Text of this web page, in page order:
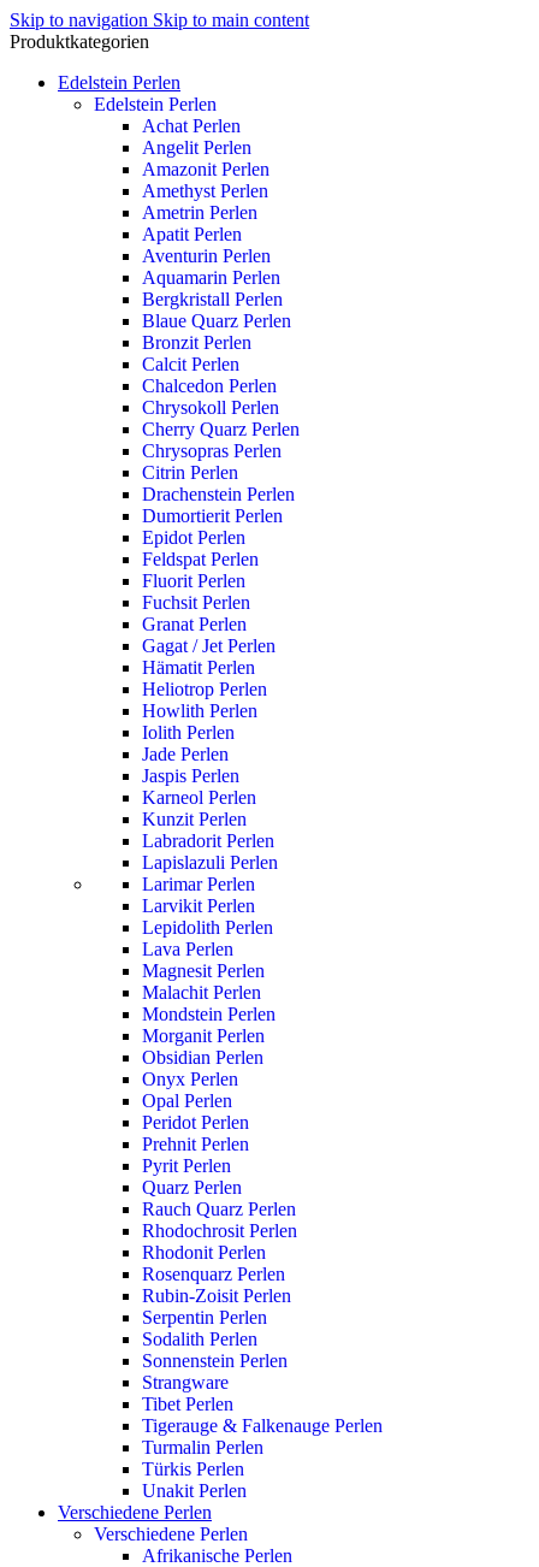
Skip to navigation Skip to main content
Produktkategorien
Edelstein Perlen
Edelstein Perlen
Achat Perlen
Angelit Perlen
Amazonit Perlen
Amethyst Perlen
Ametrin Perlen
Apatit Perlen
Aventurin Perlen
Aquamarin Perlen
Bergkristall Perlen
Blaue Quarz Perlen
Bronzit Perlen
Calcit Perlen
Chalcedon Perlen
Chrysokoll Perlen
Cherry Quarz Perlen
Chrysopras Perlen
Citrin Perlen
Drachenstein Perlen
Dumortierit Perlen
Epidot Perlen
Feldspat Perlen
Fluorit Perlen
Fuchsit Perlen
Granat Perlen
Gagat / Jet Perlen
Hämatit Perlen
Heliotrop Perlen
Howlith Perlen
Iolith Perlen
Jade Perlen
Jaspis Perlen
Karneol Perlen
Kunzit Perlen
Labradorit Perlen
Lapislazuli Perlen
Larimar Perlen
Larvikit Perlen
Lepidolith Perlen
Lava Perlen
Magnesit Perlen
Malachit Perlen
Mondstein Perlen
Morganit Perlen
Obsidian Perlen
Onyx Perlen
Opal Perlen
Peridot Perlen
Prehnit Perlen
Pyrit Perlen
Quarz Perlen
Rauch Quarz Perlen
Rhodochrosit Perlen
Rhodonit Perlen
Rosenquarz Perlen
Rubin-Zoisit Perlen
Serpentin Perlen
Sodalith Perlen
Sonnenstein Perlen
Strangware
Tibet Perlen
Tigerauge & Falkenauge Perlen
Turmalin Perlen
Türkis Perlen
Unakit Perlen
Verschiedene Perlen
Verschiedene Perlen
Afrikanische Perlen